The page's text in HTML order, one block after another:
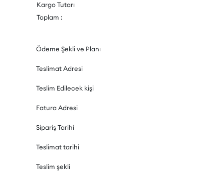
Kargo Tutarı
Toplam :
Ödeme Şekli ve Planı
Teslimat Adresi
Teslim Edilecek kişi
Fatura Adresi
Sipariş Tarihi
Teslimat tarihi
Teslim şekli